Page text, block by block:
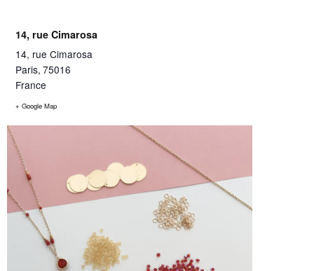
14, rue Cimarosa
14, rue Cimarosa
Paris, 75016
France
+ Google Map